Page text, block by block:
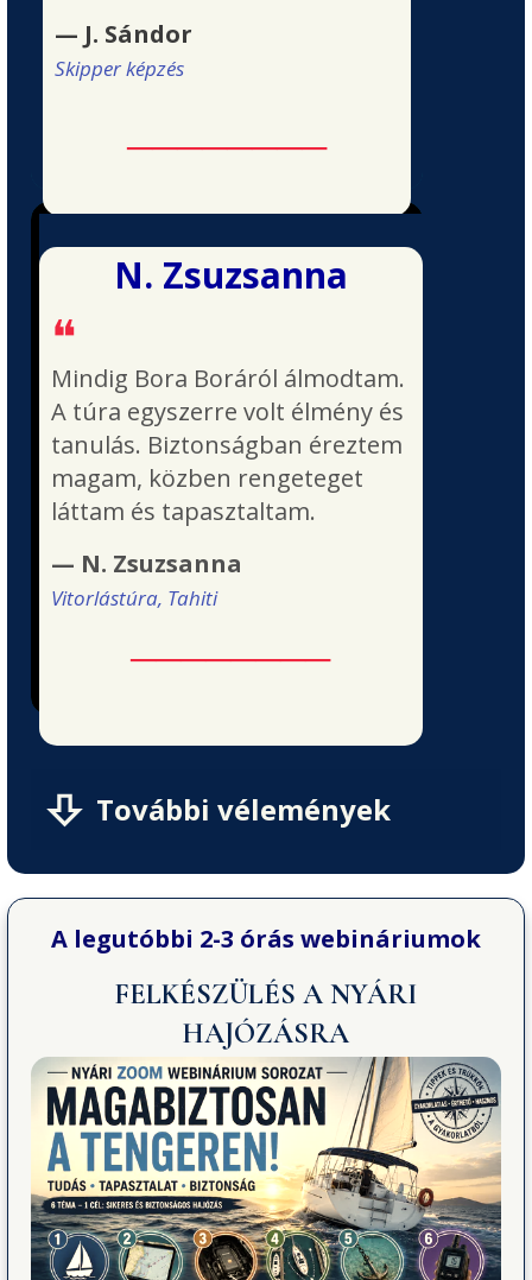
— J. Sándor
Skipper képzés
────────
N. Zsuzsanna
❝
Mindig Bora Boráról álmodtam.
A túra egyszerre volt élmény és
tanulás. Biztonságban éreztem
magam, közben rengeteget
láttam és tapasztaltam.
— N. Zsuzsanna
Vitorlástúra, Tahiti
────────
További vélemények
A legutóbbi 2-3 órás webináriumok
FELKÉSZÜLÉS A NYÁRI
HAJÓZÁSRA